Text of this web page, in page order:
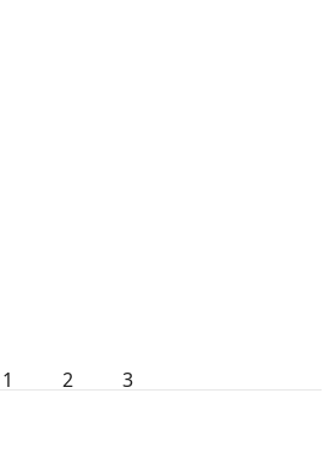
1 2 3